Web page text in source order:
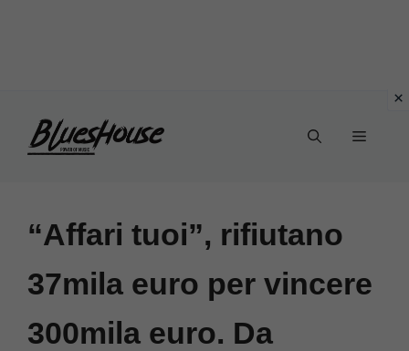
Menu
“Affari tuoi”, rifiutano
37mila euro per vincere
300mila euro. Da